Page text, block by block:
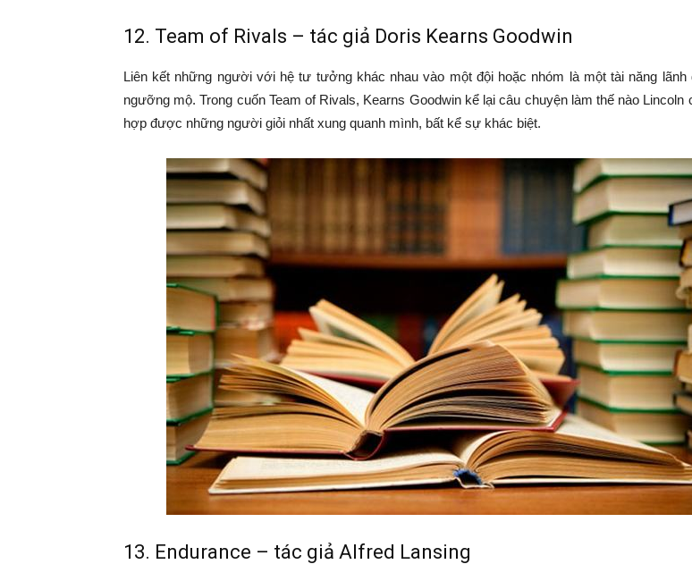
12. Team of Rivals – tác giả Doris Kearns Goodwin
Liên kết những người với hệ tư tưởng khác nhau vào một đội hoặc nhóm là một tài năng lãnh
ngưỡng mộ. Trong cuốn Team of Rivals, Kearns Goodwin kể lại câu chuyện làm thế nào Lincoln
hợp được những người giỏi nhất xung quanh mình, bất kể sự khác biệt.
13. Endurance – tác giả Alfred Lansing